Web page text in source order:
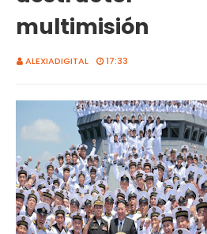
multimisión
ALEXIADIGITAL 17:33